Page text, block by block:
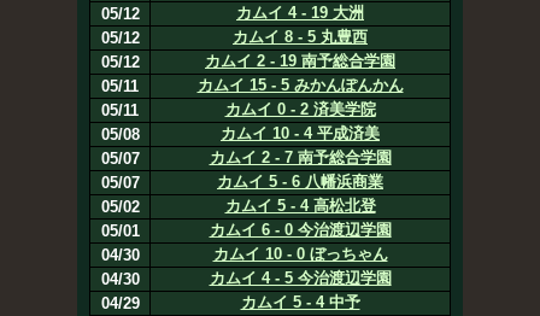
05/12
カムイ 4 - 19 大洲
05/12
カムイ 8 - 5 丸豊西
05/12
カムイ 2 - 19 南予総合学園
05/11
カムイ 15 - 5 みかんぽんかん
05/11
カムイ 0 - 2 済美学院
05/08
カムイ 10 - 4 平成済美
05/07
カムイ 2 - 7 南予総合学園
05/07
カムイ 5 - 6 八幡浜商業
05/02
カムイ 5 - 4 高松北登
05/01
カムイ 6 - 0 今治渡辺学園
04/30
カムイ 10 - 0 ぼっちゃん
04/30
カムイ 4 - 5 今治渡辺学園
04/29
カムイ 5 - 4 中予